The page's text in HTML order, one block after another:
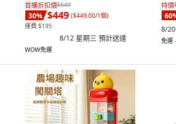
首購折扣價$649
30% $449 ($449.00/1個)
運費 $195
8/12 星期三 預計送達
WOW免運
特價
60
8/20
免運